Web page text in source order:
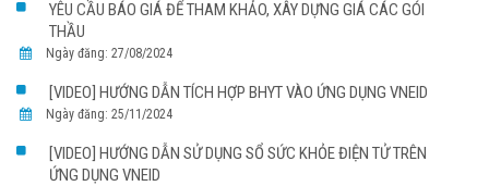
YÊU CẦU BÁO GIÁ ĐỂ THAM KHẢO, XÂY DỰNG GIÁ CÁC GÓI
THẦU
Ngày đăng: 27/08/2024
[VIDEO] HƯỚNG DẪN TÍCH HỢP BHYT VÀO ỨNG DỤNG VNEID
Ngày đăng: 25/11/2024
[VIDEO] HƯỚNG DẪN SỬ DỤNG SỔ SỨC KHỎE ĐIỆN TỬ TRÊN
ỨNG DỤNG VNEID